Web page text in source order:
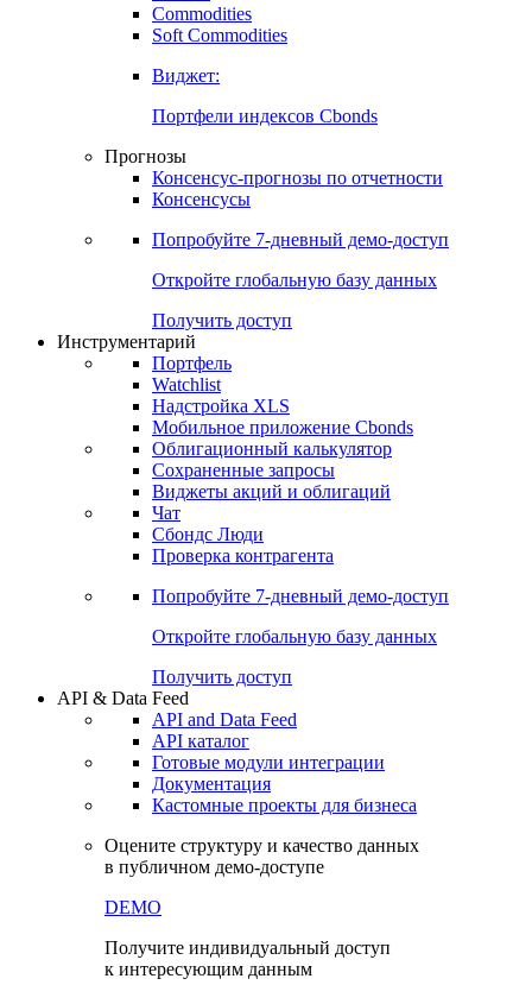
Commodities
Soft Commodities
Виджет:
Портфели индексов Cbonds
Прогнозы
Консенсус-прогнозы по отчетности
Консенсусы
Попробуйте 7-дневный демо-доступ
Откройте глобальную базу данных
Получить доступ
Инструментарий
Портфель
Watchlist
Надстройка XLS
Мобильное приложение Cbonds
Облигационный калькулятор
Сохраненные запросы
Виджеты акций и облигаций
Чат
Сбондс Люди
Проверка контрагента
Попробуйте 7-дневный демо-доступ
Откройте глобальную базу данных
Получить доступ
API & Data Feed
API and Data Feed
API каталог
Готовые модули интеграции
Документация
Кастомные проекты для бизнеса
Оцените структуру и качество данных
в публичном демо-доступе
DEMO
Получите индивидуальный доступ
к интересующим данным